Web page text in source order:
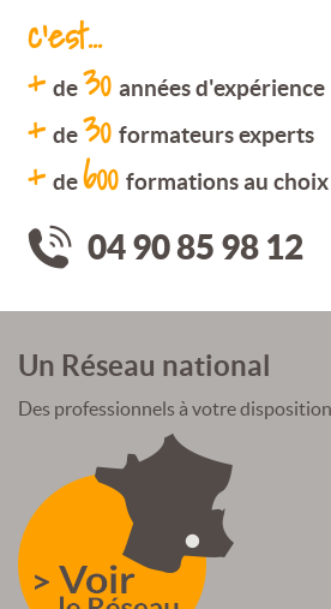
c'est...
+ de30 années d'expérience
+ de30 formateurs experts
+ de600 formations au choix
04 90 85 98 12
Un Réseau national
Des professionnels à votre